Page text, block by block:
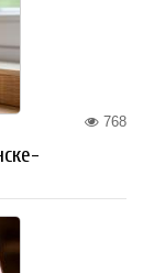
768